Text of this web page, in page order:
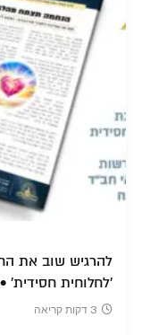
'לחלוחית חסידית'
3 דקות קריאה